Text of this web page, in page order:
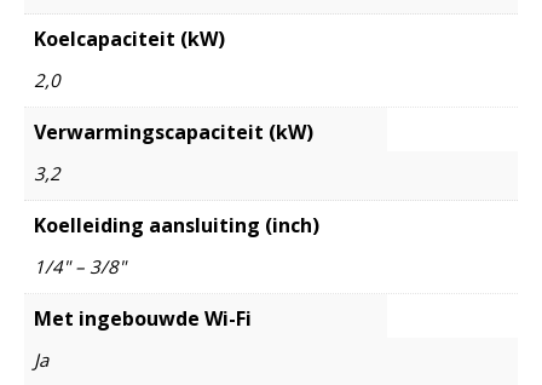
Koelcapaciteit (kW)
2,0
Verwarmingscapaciteit (kW)
3,2
Koelleiding aansluiting (inch)
1/4" – 3/8"
Met ingebouwde Wi-Fi
Ja